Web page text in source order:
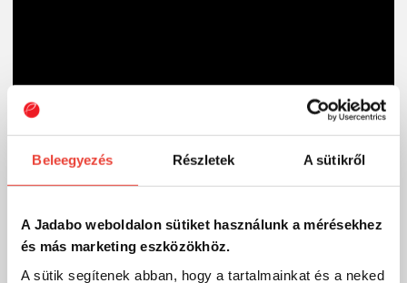
Beleegyezés Részletek A sütikről
A Jadabo weboldalon sütiket használunk a mérésekhez
és más marketing eszközökhöz.
A sütik segítenek abban, hogy a tartalmainkat és a neked